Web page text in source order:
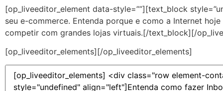
[op_liveeditor_element data-style=””][text_block
seu e-commerce. Entenda porque e como a Internet
competir com grandes lojas virtuais.[/text_block][/
[op_liveeditor_elements][/op_liveeditor_elements]